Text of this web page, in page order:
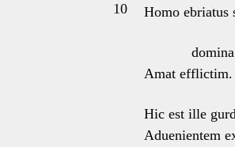
10 Homo ebriatus
Amat efflictim.
Hic est ille
Aduenientem